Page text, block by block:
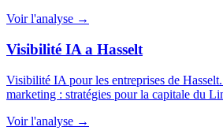
Voir l'analyse →
Visibilité IA a Hasselt
Visibilité IA pour les entreprises de
marketing : stratégies pour la capitale du
Voir l'analyse →